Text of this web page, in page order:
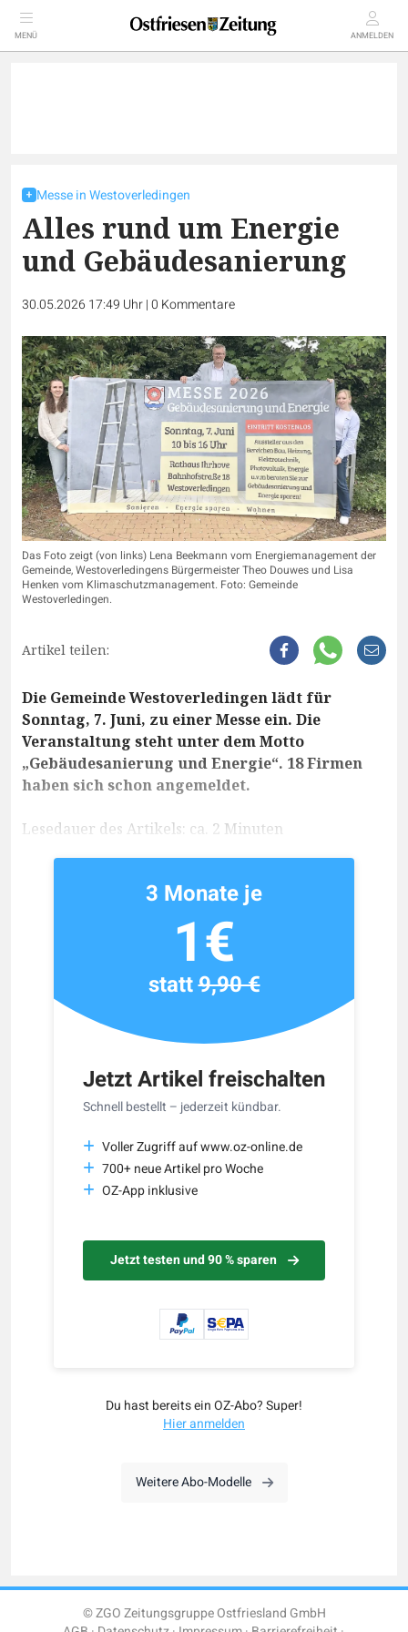
MENÜ ANMELDEN
Messe in Westoverledingen
Alles rund um Energie
und Gebäudesanierung
30.05.2026 17:49 Uhr|0 Kommentare
Das Foto zeigt (von links) Lena Beekmann vom Energiemanagement der
Gemeinde, Westoverledingens Bürgermeister Theo Douwes und Lisa
Henken vom Klimaschutzmanagement. Foto: Gemeinde
Westoverledingen.
Artikel teilen:
Die Gemeinde Westoverledingen lädt für
Sonntag, 7. Juni, zu einer Messe ein. Die
Veranstaltung steht unter dem Motto
„Gebäudesanierung und Energie“. 18 Firmen
haben sich schon angemeldet.
Lesedauer des Artikels: ca. 2 Minuten
Jetzt Artikel freischalten
Schnell bestellt – jederzeit kündbar.
Voller Zugriff auf www.oz-online.de
700+ neue Artikel pro Woche
OZ-App inklusive
Jetzt testen und 90 % sparen
3 Monate je
1€
statt9,90 €
Du hast bereits ein OZ-Abo? Super!
Hier anmelden
Weitere Abo-Modelle
© ZGO Zeitungsgruppe Ostfriesland GmbH